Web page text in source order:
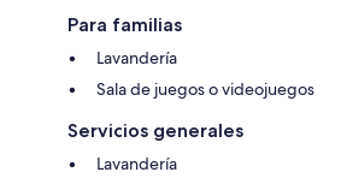
Para familias
Lavandería
Sala de juegos o videojuegos
Servicios generales
Lavandería